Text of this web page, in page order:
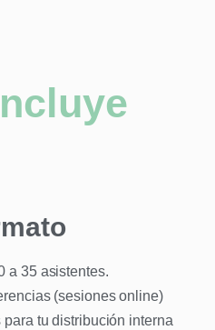
a 35 asistentes.
(sesiones online)
tu distribución interna